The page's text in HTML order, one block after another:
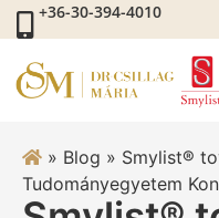
+36-30-394-4010
» Blog » Smylist®
Tudományegyetem